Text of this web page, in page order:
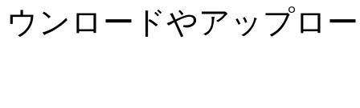
ウンロードやアップロ